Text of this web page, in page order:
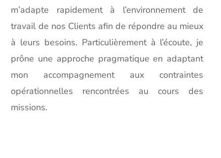
m’adapte rapidement à l’environnement de
travail de nos Clients afin de répondre au mieux
à leurs besoins. Particulièrement à l’écoute, je
prône une approche pragmatique en adaptant
mon accompagnement aux contraintes
opérationnelles rencontrées au cours des
missions.